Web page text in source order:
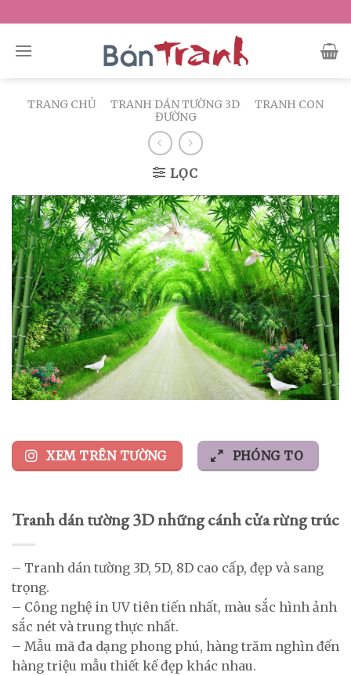
to
content
TRANG CHỦ TRANH DÁN TƯỜNG 3D
TRANH CON
ĐƯỜNG
LỌC
XEM TRÊN TƯỜNG PHÓNG TO
Tranh dán tường 3D những cánh cửa rừng trúc
– Tranh dán tường 3D, 5D, 8D cao cấp, đẹp và sang
trọng.
– Công nghệ in UV tiên tiến nhất, màu sắc hình ảnh
sắc nét và trung thực nhất.
– Mẫu mã đa dạng phong phú, hàng trăm nghìn đến
hàng triệu mẫu thiết kế đẹp khác nhau.